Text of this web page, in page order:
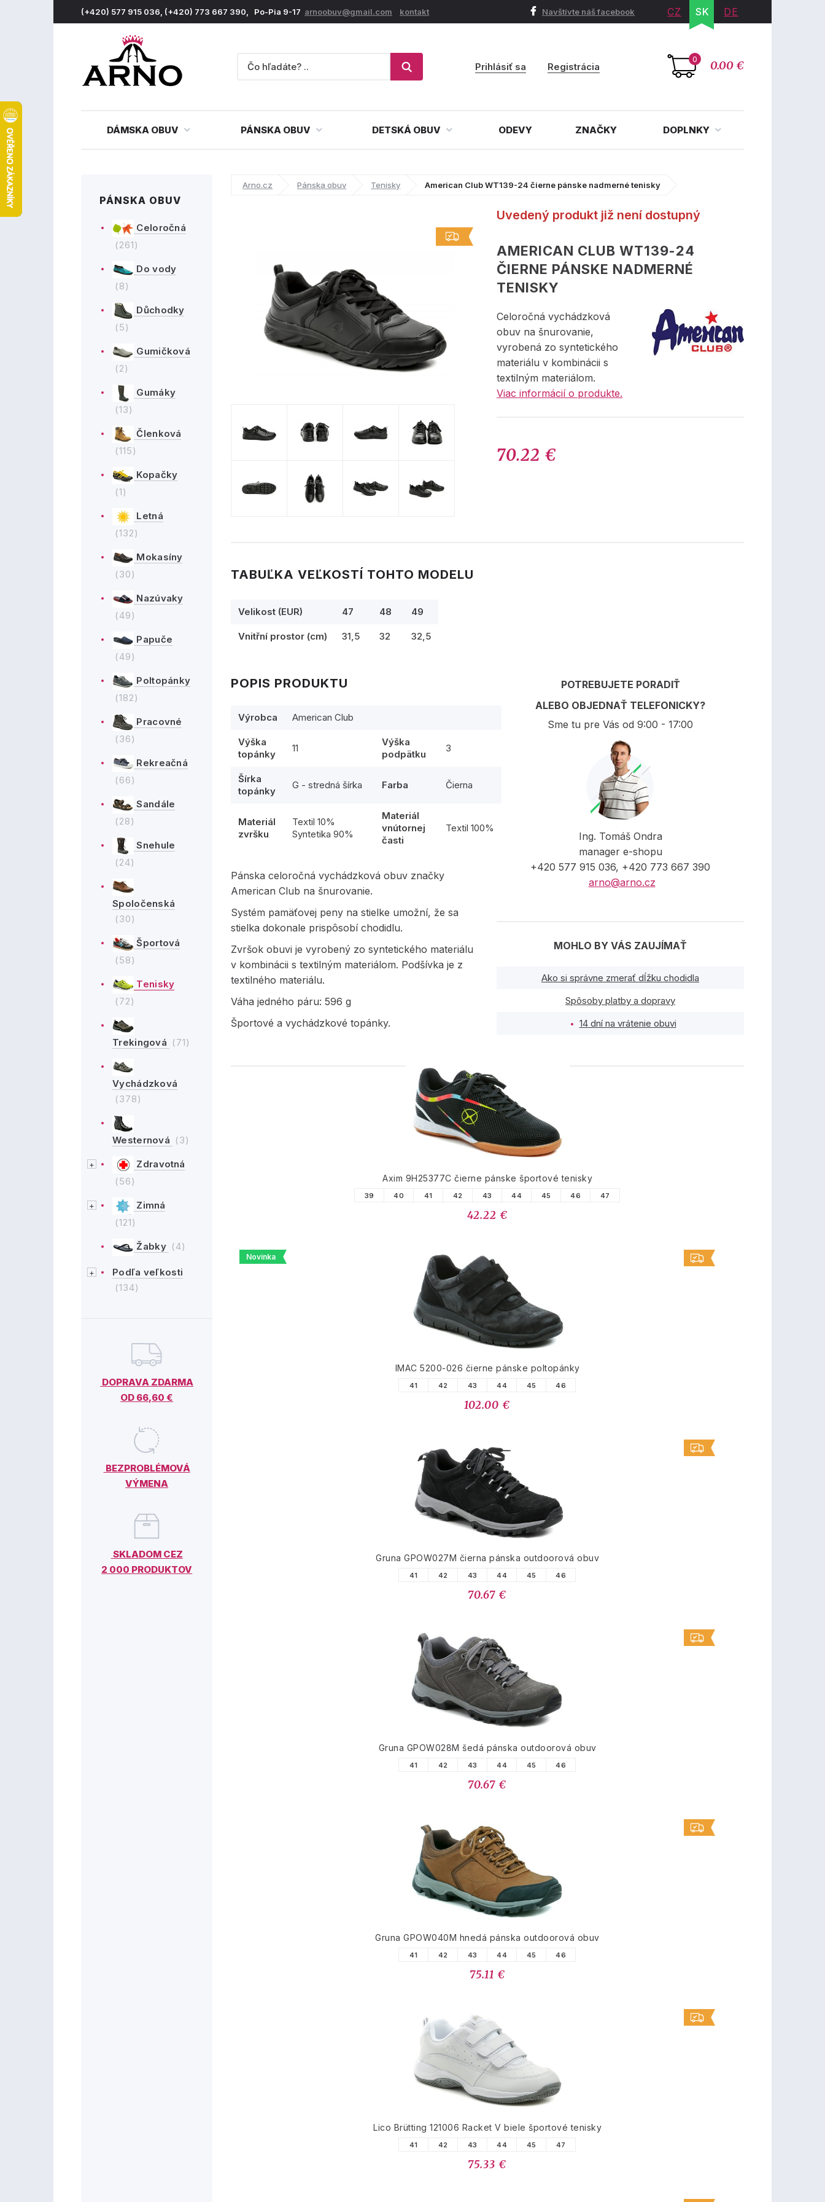
(+420) 577 915 036, (+420) 773 667 390, Po-Pia 9-17 arnoobuv@gmail.com kontakt Navštívte náš facebook CZ SK DE
0 0.00 €
Prihlásiť sa Registrácia
DÁMSKA OBUV PÁNSKA OBUV DETSKÁ OBUV ODEVY ZNAČKY DOPLNKY
PÁNSKA OBUV
Celoročná
(261)
Do vody
(8)
Důchodky
(5)
Gumičková
(2)
Gumáky
(13)
Členková
(115)
Kopačky
(1)
Letná
(132)
Mokasíny
(30)
Nazúvaky
(49)
Papuče
(49)
Poltopánky
(182)
Pracovné
(36)
Rekreačná
(66)
Sandále
(28)
Snehule
(24)
Spoločenská
(30)
Športová
(58)
Tenisky
(72)
Trekingová (71)
Vychádzková
(378)
Westernová (3)
Zdravotná
(56)
Zimná
(121)
Žabky (4)
Podľa veľkosti
(134)
DOPRAVA ZDARMA
OD 66,60 €
BEZPROBLÉMOVÁ
VÝMENA
SKLADOM CEZ
2 000 PRODUKTOV
Arno.cz Pánska obuv Tenisky American Club WT139-24 čierne pánske nadmerné tenisky
Uvedený produkt již není dostupný
AMERICAN CLUB WT139-24
ČIERNE PÁNSKE NADMERNÉ
TENISKY
Celoročná vychádzková
obuv na šnurovanie,
vyrobená zo syntetického
materiálu v kombinácii s
textilným materiálom.
Viac informácií o produkte.
70.22 €
TABUĽKA VEĽKOSTÍ TOHTO MODELU
Velikost (EUR) 47 48 49
Vnitřní prostor (cm) 31,5 32 32,5
POPIS PRODUKTU
Výrobca American Club
Výška
topánky
11
Výška
podpätku
3
Šírka
topánky
G - stredná šírka Farba Čierna
Materiál
zvršku
Textil 10%
Syntetika 90%
Materiál
vnútornej
časti
Textil 100%
Pánska celoročná vychádzková obuv značky
American Club na šnurovanie.
Systém pamäťovej peny na stielke umožní, že sa
stielka dokonale prispôsobí chodidlu.
Zvršok obuvi je vyrobený zo syntetického materiálu
v kombinácii s textilným materiálom. Podšívka je z
textilného materiálu.
Váha jedného páru: 596 g
Športové a vychádzkové topánky.
POTREBUJETE PORADIŤ
ALEBO OBJEDNAŤ TELEFONICKY?
Sme tu pre Vás od 9:00 - 17:00
Ing. Tomáš Ondra
manager e-shopu
+420 577 915 036, +420 773 667 390
arno@arno.cz
MOHLO BY VÁS ZAUJÍMAŤ
Ako si správne zmerať dĺžku chodidla
Spôsoby platby a dopravy
14 dní na vrátenie obuvi
PODOBNÉ PRODUKTY
Axim 9H25377C čierne pánske športové tenisky
39 40 41 42 43 44 45 46 47
42.22 €
Novinka
IMAC 5200-026 čierne pánske poltopánky
41 42 43 44 45 46
102.00 €
Gruna GPOW027M čierna pánska outdoorová obuv
41 42 43 44 45 46
70.67 €
Gruna GPOW028M šedá pánska outdoorová obuv
41 42 43 44 45 46
70.67 €
Gruna GPOW040M hnedá pánska outdoorová obuv
41 42 43 44 45 46
75.11 €
Lico Brütting 121006 Racket V biele športové tenisky
41 42 43 44 45 47
75.33 €